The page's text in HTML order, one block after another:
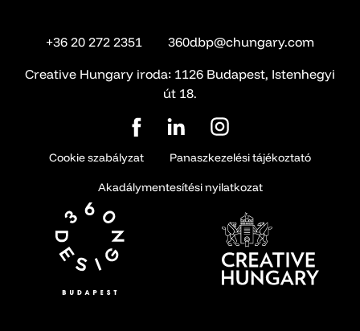
+36 20 272 2351
360dbp@chungary.com
Creative Hungary iroda: 1126 Budapest, Istenhegyi
út 18.
Cookie szabályzat Panaszkezelési tájékoztató
Akadálymentesítési nyilatkozat